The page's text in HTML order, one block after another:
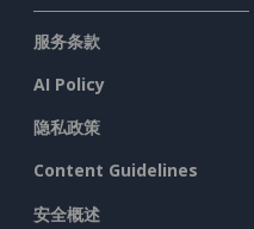
服务条款
AI Policy
隐私政策
Content Guidelines
安全概述